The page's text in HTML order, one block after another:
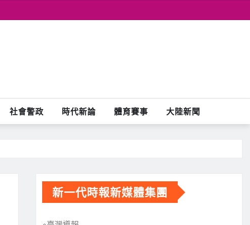
社會警政 時代新論 體育賽事 大陸新聞
新一代時報新媒體集團